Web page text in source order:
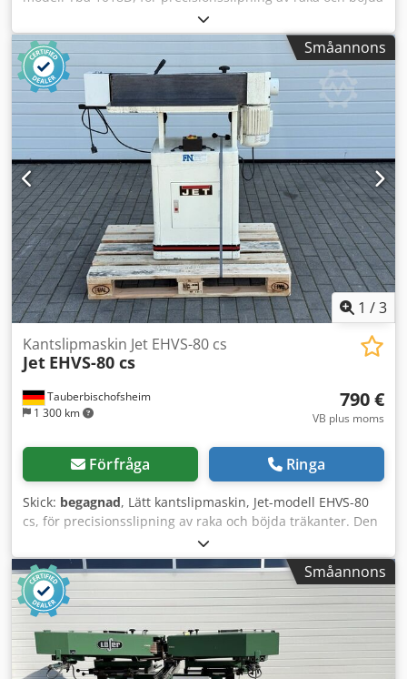
träkanter. Den lätta konstruktionen och den kraftfulla
motorn möjliggör ett jämnt slipresultat med hög
avverkningshastighet. Idealisk för små snickerier,
möbeltillverkning och inredningsarbeten. Inkluderar
original Metabo-underrede. Dcodpfozryxuox Abzok
Tekniska data: - Slipbandbredd: 180 mm - Svängbar: 90° -
Motoreffekt: 1,6 kW
Småannons
1 /3
Tauberbischofsheim
1 300 km
Kantslipmaskin Jet EHVS-80 cs
Jet EHVS-80 cs
790 €
VB plus moms
Förfråga Ringa
Skick: begagnad, Lätt kantslipmaskin, Jet-modell EHVS-80
cs, för precisionsslipning av raka och böjda träkanter. Den
lätta konstruktionen och den kraftfulla motorn ger ett
jämnt slipresultat med hög materialborttagning. Idealisk
för små snickerier, möbeltillverkning och
inredningsarbete. Dcedpfjzryxhsx Abzjk Tekniska data: -
Slipbandslängd: 2260 mm - Slipbandsbredd: 150 mm -
Bord: Vridbart - Motoreffekt: 1,5 kW -
Dammuppsamlingsanslutning: 100 mm
Småannons